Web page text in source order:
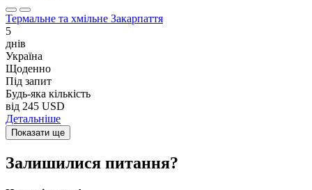
Термальне та хмільне Закарпаття
5
днів
Україна
Щоденно
Під запит
Будь-яка кількість
від 245 USD
Детальніше
Показати ще
Залишилися питання?